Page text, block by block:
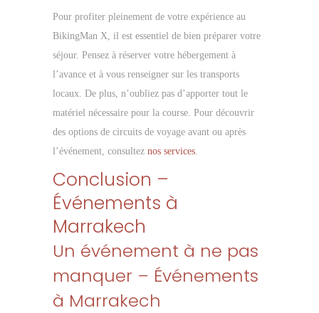
Pour profiter pleinement de votre expérience au
BikingMan X, il est essentiel de bien préparer votre
séjour. Pensez à réserver votre hébergement à
l’avance et à vous renseigner sur les transports
locaux. De plus, n’oubliez pas d’apporter tout le
matériel nécessaire pour la course. Pour découvrir
des options de circuits de voyage avant ou après
l’événement, consultez nos services
Conclusion –
Événements à
Marrakech
Un événement à ne pas
manquer – Événements
à Marrakech